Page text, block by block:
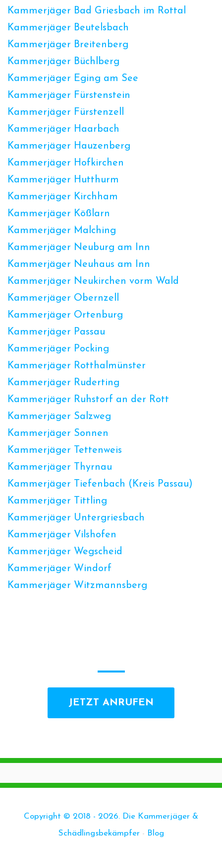
Kammerjäger Bad Griesbach im Rottal
Kammerjäger Beutelsbach
Kammerjäger Breitenberg
Kammerjäger Büchlberg
Kammerjäger Eging am See
Kammerjäger Fürstenstein
Kammerjäger Fürstenzell
Kammerjäger Haarbach
Kammerjäger Hauzenberg
Kammerjäger Hofkirchen
Kammerjäger Hutthurm
Kammerjäger Kirchham
Kammerjäger Kößlarn
Kammerjäger Malching
Kammerjäger Neuburg am Inn
Kammerjäger Neuhaus am Inn
Kammerjäger Neukirchen vorm Wald
Kammerjäger Obernzell
Kammerjäger Ortenburg
Kammerjäger Passau
Kammerjäger Pocking
Kammerjäger Rotthalmünster
Kammerjäger Ruderting
Kammerjäger Ruhstorf an der Rott
Kammerjäger Salzweg
Kammerjäger Sonnen
Kammerjäger Tettenweis
Kammerjäger Thyrnau
Kammerjäger Tiefenbach (Kreis Passau)
Kammerjäger Tittling
Kammerjäger Untergriesbach
Kammerjäger Vilshofen
Kammerjäger Wegscheid
Kammerjäger Windorf
Kammerjäger Witzmannsberg
JETZT ANRUFEN
Copyright © 2018 - 2026. Die Kammerjäger &
Schädlingsbekämpfer- Blog